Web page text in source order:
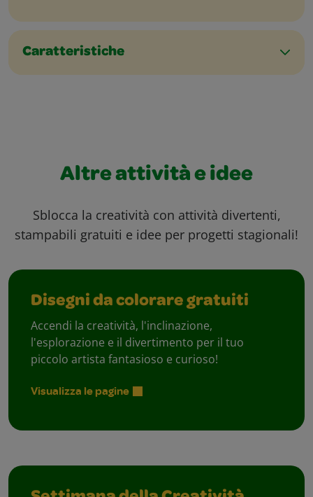
Caratteristiche
Altre attività e idee
Sblocca la creatività con attività divertenti,
stampabili gratuiti e idee per progetti stagionali!
Disegni da colorare gratuiti
Accendi la creatività, l'inclinazione,
l'esplorazione e il divertimento per il tuo
piccolo artista fantasioso e curioso!
Visualizza le pagine